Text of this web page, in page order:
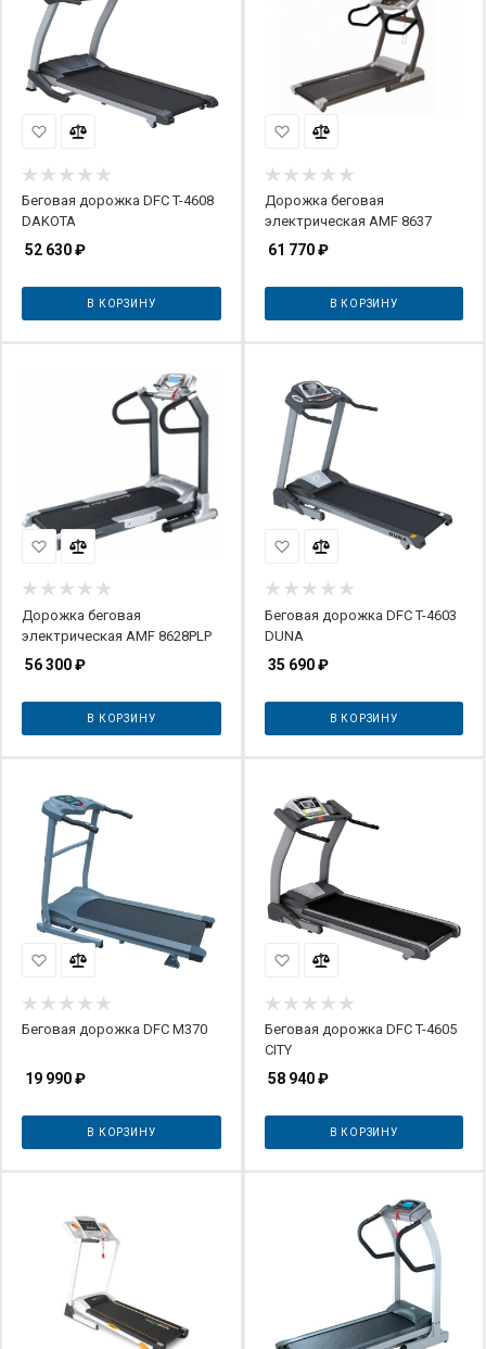
Беговая дорожка DFC T-4608
DAKOTA
52 630₽
В КОРЗИНУ
Дорожка беговая
электрическая AMF 8637
61 770₽
В КОРЗИНУ
Дорожка беговая
электрическая AMF 8628PLP
56 300₽
В КОРЗИНУ
Беговая дорожка DFC T-4603
DUNA
35 690₽
В КОРЗИНУ
Беговая дорожка DFC M370
19 990₽
В КОРЗИНУ
Беговая дорожка DFC T-4605
CITY
58 940₽
В КОРЗИНУ